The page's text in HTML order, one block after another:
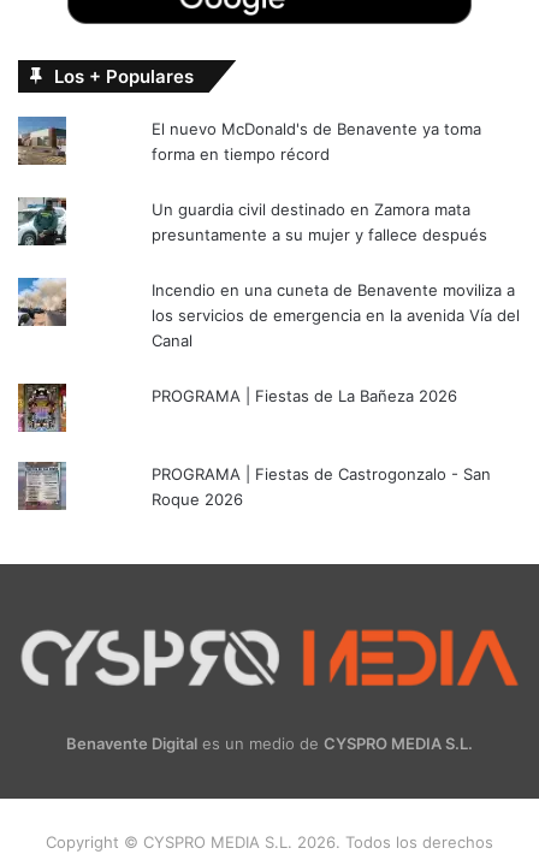
Los + Populares
El nuevo McDonald's de Benavente ya toma
forma en tiempo récord
Un guardia civil destinado en Zamora mata
presuntamente a su mujer y fallece después
Incendio en una cuneta de Benavente moviliza a
los servicios de emergencia en la avenida Vía del
Canal
PROGRAMA | Fiestas de La Bañeza 2026
PROGRAMA | Fiestas de Castrogonzalo - San
Roque 2026
Benavente Digital es un medio de CYSPRO MEDIA S.L.
Copyright © CYSPRO MEDIA S.L. 2026. Todos los derechos